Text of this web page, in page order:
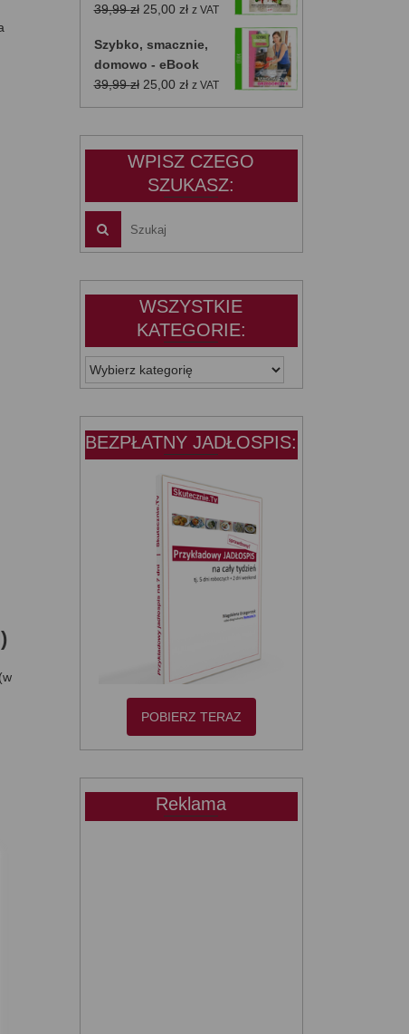
39,99zł Pierwotna
wynosiła:
39,99 zł.
25,00 złAktualna
wynosi:
25,00 zł.
z VAT
Szybko, smacznie,
domowo - eBook
39,99zł Pierwotna
cena
25,00 złAktualna
cena
z VAT
WPISZ CZEGO
SZUKASZ:
WSZYSTKIE
KATEGORIE:
WSZYSTKIE
KATEGORIE:
BEZPŁATNY JADŁOSPIS:
POBIERZ TERAZ
Reklama